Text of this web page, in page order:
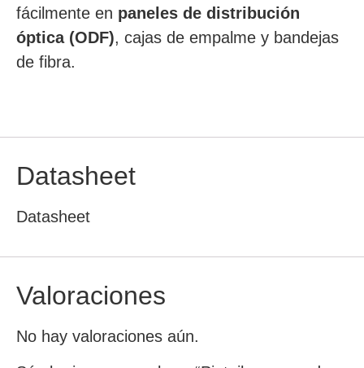
fácilmente en paneles de distribución
óptica (ODF), cajas de empalme y bandejas
de fibra.
Datasheet
Datasheet
Valoraciones
No hay valoraciones aún.